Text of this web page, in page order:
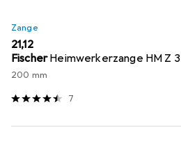
Zange
EUR
21,12
FischerHeimwerkerzange HM Z 3
200 mm
7